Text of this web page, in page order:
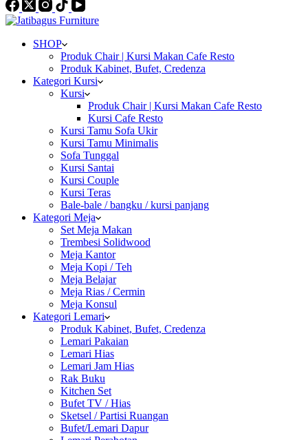
SHOP
Produk Chair | Kursi Makan Cafe Resto
Produk Kabinet, Bufet, Credenza
Kategori Kursi
Kursi
Produk Chair | Kursi Makan Cafe Resto
Kursi Cafe Resto
Kursi Tamu Sofa Ukir
Kursi Tamu Minimalis
Sofa Tunggal
Kursi Santai
Kursi Couple
Kursi Teras
Bale-bale / bangku / kursi panjang
Kategori Meja
Set Meja Makan
Trembesi Solidwood
Meja Kantor
Meja Kopi / Teh
Meja Belajar
Meja Rias / Cermin
Meja Konsul
Kategori Lemari
Produk Kabinet, Bufet, Credenza
Lemari Pakaian
Lemari Hias
Lemari Jam Hias
Rak Buku
Kitchen Set
Bufet TV / Hias
Sketsel / Partisi Ruangan
Bufet/Lemari Dapur